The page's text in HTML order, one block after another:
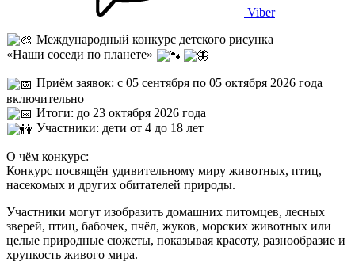
Viber
Международный конкурс детского рисунка
«Наши соседи по планете»
Приём заявок: с 05 сентября по 05 октября 2026 года
включительно
Итоги: до 23 октября 2026 года
Участники: дети от 4 до 18 лет
О чём конкурс:
Конкурс посвящён удивительному миру животных, птиц,
насекомых и других обитателей природы.
Участники могут изобразить домашних питомцев, лесных
зверей, птиц, бабочек, пчёл, жуков, морских животных или
целые природные сюжеты, показывая красоту, разнообразие и
хрупкость живого мира.